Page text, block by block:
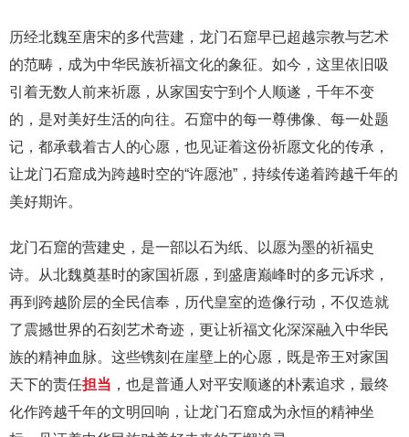
历经北魏至唐宋的多代营建，龙门石窟早已超越宗教与艺术
的范畴，成为中华民族祈福文化的象征。如今，这里依旧吸
引着无数人前来祈愿，从家国安宁到个人顺遂，千年不变
的，是对美好生活的向往。石窟中的每一尊佛像、每一处题
记，都承载着古人的心愿，也见证着这份祈愿文化的传承，
让龙门石窟成为跨越时空的“许愿池”，持续传递着跨越千年的
美好期许。
龙门石窟的营建史，是一部以石为纸、以愿为墨的祈福史
诗。从北魏奠基时的家国祈愿，到盛唐巅峰时的多元诉求，
再到跨越阶层的全民信奉，历代皇室的造像行动，不仅造就
了震撼世界的石刻艺术奇迹，更让祈福文化深深融入中华民
族的精神血脉。这些镌刻在崖壁上的心愿，既是帝王对家国
天下的责任担当 ，也是普通人对平安顺遂的朴素追求，最终
化作跨越千年的文明回响，让龙门石窟成为永恒的精神坐